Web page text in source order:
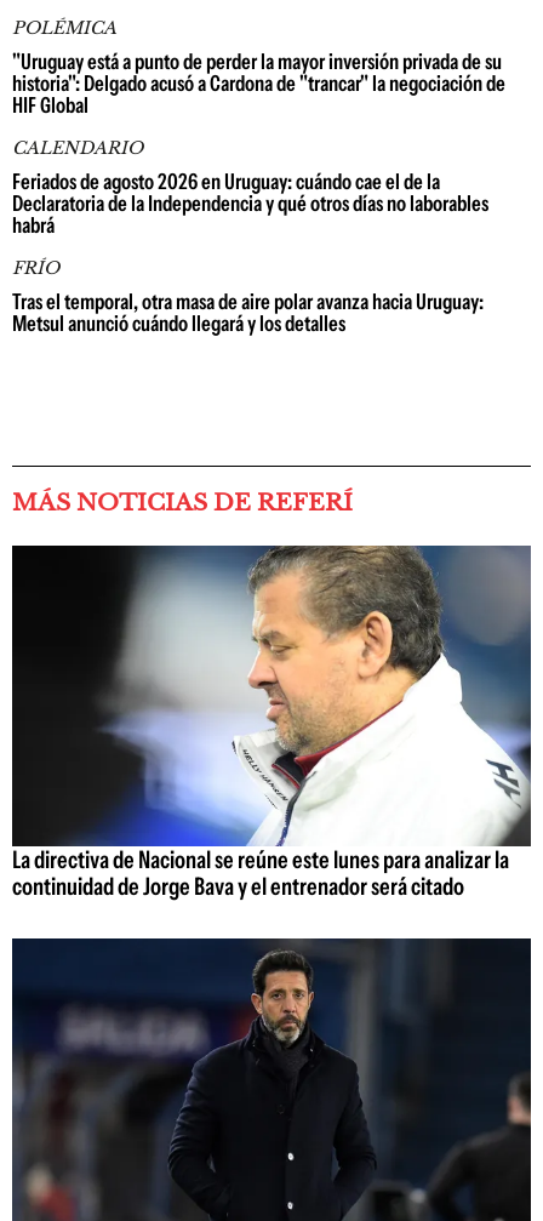
POLÉMICA
"Uruguay está a punto de perder la mayor inversión privada de su
historia": Delgado acusó a Cardona de "trancar" la negociación de
HIF Global
CALENDARIO
Feriados de agosto 2026 en Uruguay: cuándo cae el de la
Declaratoria de la Independencia y qué otros días no laborables
habrá
FRÍO
Tras el temporal, otra masa de aire polar avanza hacia Uruguay:
Metsul anunció cuándo llegará y los detalles
MÁS NOTICIAS DE REFERÍ
La directiva de Nacional se reúne este lunes para analizar la
continuidad de Jorge Bava y el entrenador será citado